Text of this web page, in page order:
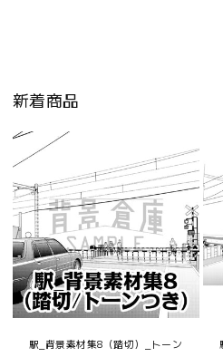
新着商品
駅_背景素材集8（踏切）_トーン